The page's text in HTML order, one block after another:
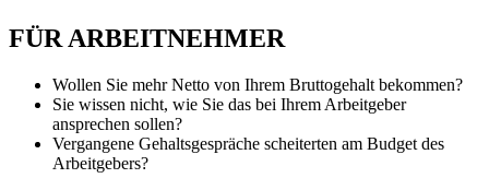
FÜR ARBEITNEHMER
Wollen Sie mehr Netto von Ihrem Bruttogehalt bekommen?
Sie wissen nicht, wie Sie das bei Ihrem Arbeitgeber
ansprechen sollen?
Vergangene Gehaltsgespräche scheiterten am Budget des
Arbeitgebers?